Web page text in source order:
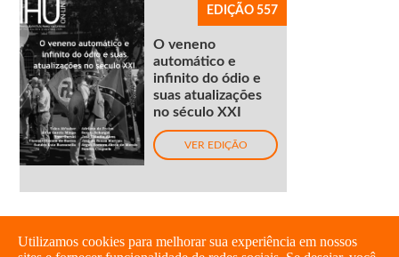
EDIÇÃO 557
O veneno
automático e
infinito do ódio e
suas atualizações
no século XXI
VER EDIÇÃO
Utilizamos cookies para melhorar sua experiência em nossos